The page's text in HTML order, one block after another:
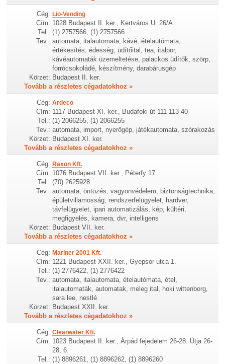
Cég: Lio-Vending
Cím: 1028 Budapest II. ker., Kertváros U. 26/A.
Tel.: (1) 2757566, (1) 2757566
Tev.: automata, italautomata, kávé, ételautómata,
értékesítés, édesség, üdítőital, tea, italpor,
kávéautomaták üzemeltetése, palackos üdítők, szörp,
forrócsokoládé, készítmény, darabárusgép
Körzet: Budapest II. ker.
Tovább a részletes cégadatokhoz »
Cég: Ardeco
Cím: 1117 Budapest XI. ker., Budafoki út 111-113 40
Tel.: (1) 2066255, (1) 2066255
Tev.: automata, import, nyerőgép, játékautomata, szórakozás
Körzet: Budapest XI. ker.
Tovább a részletes cégadatokhoz »
Cég: Raxon Kft.
Cím: 1076 Budapest VII. ker., Péterfy 17.
Tel.: (70) 2625928
Tev.: automata, öntözés, vagyonvédelem, biztonságtechnika,
épületvillamosság, rendszerfelügyelet, hardver,
távfelügyelet, ipari automatizálás, kép, kültéri,
megfigyelés, kamera, dvr, intelligens
Körzet: Budapest VII. ker.
Tovább a részletes cégadatokhoz »
Cég: Mariner 2001 Kft.
Cím: 1221 Budapest XXII. ker., Gyepsor utca 1.
Tel.: (1) 2776422, (1) 2776422
Tev.: automata, italautomata, ételautómata, étel,
italautomaták, automatak, meleg ital, hoki wittenborg,
sara lee, nestlé
Körzet: Budapest XXII. ker.
Tovább a részletes cégadatokhoz »
Cég: Clearwater Kft.
Cím: 1023 Budapest II. ker., Árpád fejedelem 26-28. Útja 26-
28, 6.
Tel.: (1) 8896261, (1) 8896262, (1) 8896260